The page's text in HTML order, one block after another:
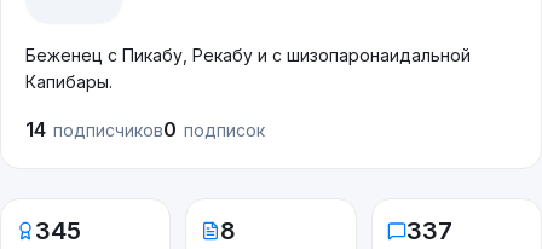
Беженец с Пикабу, Рекабу и с шизопаронаидальной
Капибары.
14 подписчиков0 подписок
345 8 337